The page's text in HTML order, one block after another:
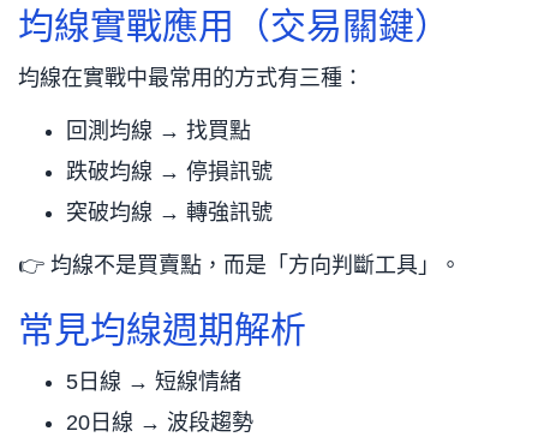
均線實戰應用（交易關鍵）
均線在實戰中最常用的方式有三種：
回測均線 → 找買點
跌破均線 → 停損訊號
突破均線 → 轉強訊號
👉 均線不是買賣點，而是「方向判斷工具」。
常見均線週期解析
5日線 → 短線情緒
20日線 → 波段趨勢